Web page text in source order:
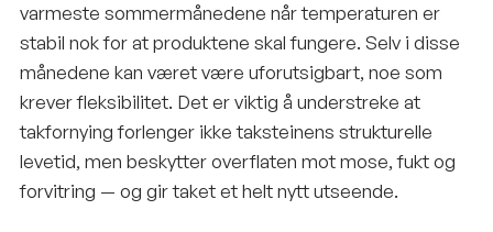
varmeste sommermånedene når temperaturen er
stabil nok for at produktene skal fungere. Selv i disse
månedene kan været være uforutsigbart, noe som
krever fleksibilitet. Det er viktig å understreke at
takfornying forlenger ikke taksteinens strukturelle
levetid, men beskytter overflaten mot mose, fukt og
forvitring — og gir taket et helt nytt utseende.